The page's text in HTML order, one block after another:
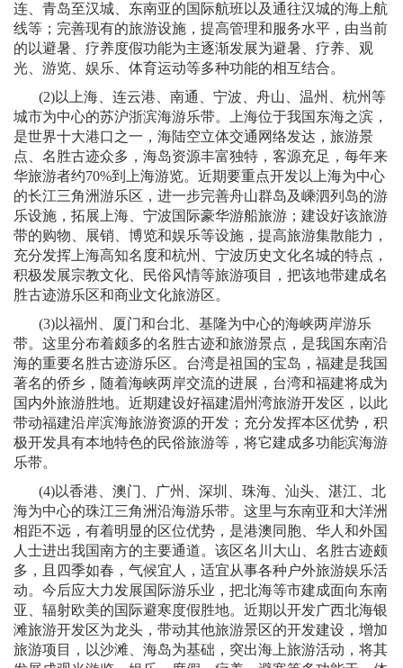
连、青岛至汉城、东南亚的国际航班以及通往汉城的海上航
线等；完善现有的旅游设施，提高管理和服务水平，由当前
的以避暑、疗养度假功能为主逐渐发展为避暑、疗养、观
光、游览、娱乐、体育运动等多种功能的相互结合。
(2)以上海、连云港、南通、宁波、舟山、温州、杭州等
城市为中心的苏沪浙滨海游乐带。上海位于我国东海之滨，
是世界十大港口之一，海陆空立体交通网络发达，旅游景
点、名胜古迹众多，海岛资源丰富独特，客源充足，每年来
华旅游者约70%到上海游览。近期要重点开发以上海为中心
的长江三角洲游乐区，进一步完善舟山群岛及嵊泗列岛的游
乐设施，拓展上海、宁波国际豪华游船旅游；建设好该旅游
带的购物、展销、博览和娱乐等设施，提高旅游集散能力，
充分发挥上海高知名度和杭州、宁波历史文化名城的特点，
积极发展宗教文化、民俗风情等旅游项目，把该地带建成名
胜古迹游乐区和商业文化旅游区。
(3)以福州、厦门和台北、基隆为中心的海峡两岸游乐
带。这里分布着颇多的名胜古迹和旅游景点，是我国东南沿
海的重要名胜古迹游乐区。台湾是祖国的宝岛，福建是我国
著名的侨乡，随着海峡两岸交流的进展，台湾和福建将成为
国内外旅游胜地。近期建设好福建湄州湾旅游开发区，以此
带动福建沿岸滨海旅游资源的开发；充分发挥本区优势，积
极开发具有本地特色的民俗旅游等，将它建成多功能滨海游
乐带。
(4)以香港、澳门、广州、深圳、珠海、汕头、湛江、北
海为中心的珠江三角洲沿海游乐带。这里与东南亚和大洋洲
相距不远，有着明显的区位优势，是港澳同胞、华人和外国
人士进出我国南方的主要通道。该区名川大山、名胜古迹颇
多，且四季如春，气候宜人，适宜从事各种户外旅游娱乐活
动。今后应大力发展国际游乐业，把北海等市建成面向东南
亚、辐射欧美的国际避寒度假胜地。近期以开发广西北海银
滩旅游开发区为龙头，带动其他旅游景区的开发建设，增加
旅游项目，以沙滩、海岛为基础，突出海上旅游活动，将其